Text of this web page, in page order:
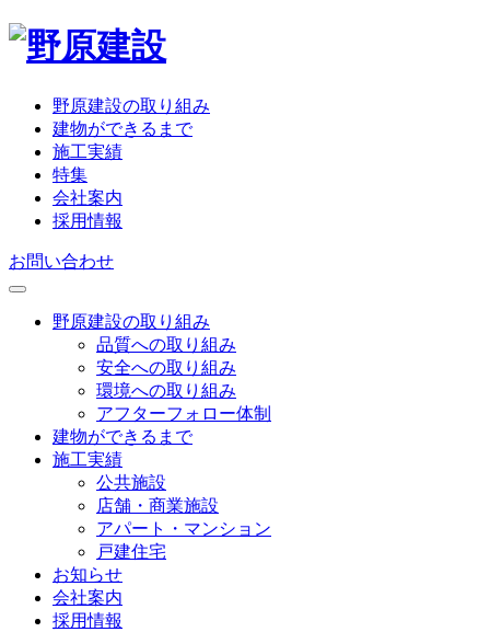
野原建設の取り組み
建物ができるまで
施工実績
特集
会社案内
採用情報
お問い合わせ
野原建設の取り組み
品質への取り組み
安全への取り組み
環境への取り組み
アフターフォロー体制
建物ができるまで
施工実績
公共施設
店舗・商業施設
アパート・マンション
戸建住宅
お知らせ
会社案内
採用情報